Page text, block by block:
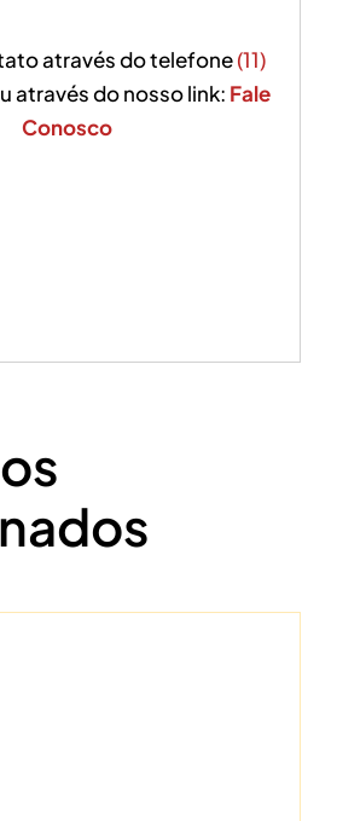
através do telefone(11)
através do nosso link: Fale
Conosco